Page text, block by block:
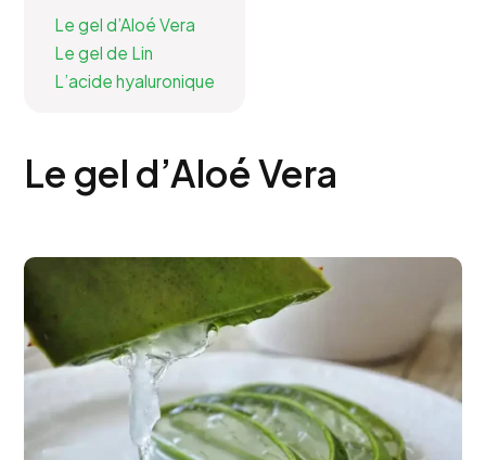
Le gel d’Aloé Vera
Le gel de Lin
L’acide hyaluronique
Le gel d’Aloé Vera